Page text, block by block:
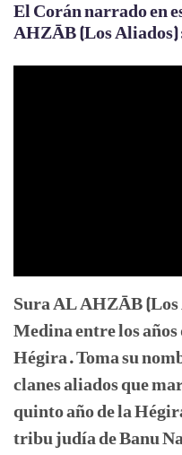
El Corán narrado en
AHZĀB (Los
Sura AL AHZĀB (Los
Medina entre los
Hégira. Toma su
clanes aliados que
quinto año de la
tribu judía de Banu